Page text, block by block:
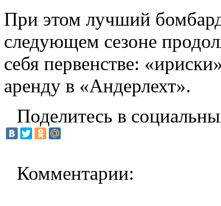
При этом лучший
следующем сезоне
себя первенстве:
аренду в «Андерлехт».
Поделитесь в
Комментарии: